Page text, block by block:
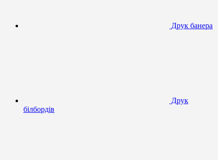
Друк банера
Друк
білбордів